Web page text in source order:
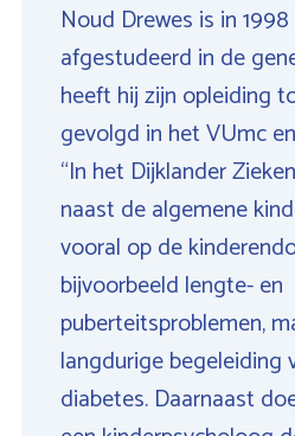
Noud Drewes is in
afgestudeerd in de
heeft hij zijn opleiding
gevolgd in het VUmc
“In het Dijklander
naast de algemene
vooral op de
bijvoorbeeld lengte- en
puberteitsproblemen,
langdurige begeleiding
diabetes. Daarnaast